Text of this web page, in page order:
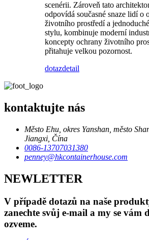
scenérii. Zároveň tato
odpovídá současné snaze lidí o
životního prostředí a
stylu, kombinuje moderní
koncepty ochrany životního
přitahuje velkou pozornost.
dotazdetail
kontaktujte nás
Město Ehu, okres Yanshan, město
Jiangxi, Čína
0086-13707031380
penney@hkcontainerhouse.com
NEWLETTER
V případě dotazů na naše
zanechte svůj e-mail a my se vám
ozveme.